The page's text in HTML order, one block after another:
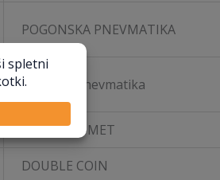
POGONSKA PNEVMATIKA
Radialna pnevmatika
REGIO PROMET
DOUBLE COIN